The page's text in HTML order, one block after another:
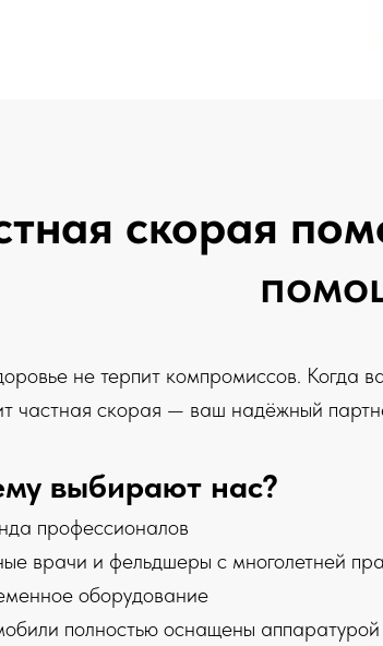
скорая
не терпит компромиссов. Когда
частная скорая — ваш надёжный
выбирают нас?
профессионалов
врачи и фельдшеры с многолетней
оборудование
полностью оснащены